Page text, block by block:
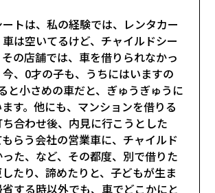
トは、私の経験では、レンタカー
は空いてるけど、チャイルドシー
その店舗では、車を借りられなかっ
、0才の子も、うちにはいますの
と小さめの車だと、ぎゅうぎゅうに
す。他にも、マンションを借りる
合わせ後、内見に行こうとした
らう会社の営業車に、チャイルド
た、など、その都度、別で借りた
たり、諦めたりと、子どもが生ま
する時以外でも、車でどこかにと